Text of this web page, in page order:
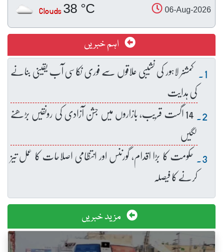
06-Aug-2026
38 °C
Clouds
اہم خبریں
کمشنر لاہور کی نشیبی علاقوں سے فوری نکاسی آب یقینی بنانے
کی ہدایت
14 اگست قریب، بازاروں میں جشن آزادی کی رونقیں بڑھنے
لگیں
حکومت کا بڑا اقدام، گورننس اور انتظامی اصلاحات کا عمل تیز
کرنے کا فیصلہ
مزید خبریں